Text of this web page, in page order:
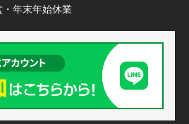
年末年始休業